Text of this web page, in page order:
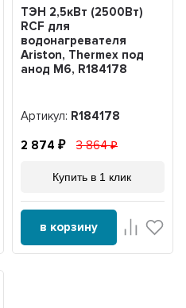
ТЭН 2,5кВт (2500Вт)
RCF для
водонагревателя
Ariston, Thermex под
анод М6, R184178
Артикул: R184178
2 874 3 864
Купить в 1 клик
в корзину